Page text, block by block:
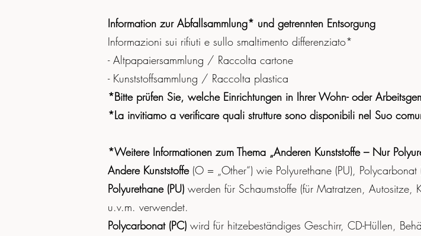
Information zur Abfallsammlung* und getrennten Entsorgung
Informazioni sui rifiuti e sullo smaltimento differenziato*
- Altpapaiersammlung / Raccolta cartone
- Kunststoffsammlung / Raccolta plastica
*Bitte prüfen Sie, welche Einrichtungen in Ihrer Wohn- oder
*La invitiamo a verificare quali strutture sono disponibili nel Suo
*Weitere Informationen zum Thema „Anderen Kunststoffe – Nur
Andere Kunststoffe(O = „Other“) wie Polyurethane (PU), Polycarbonat
Polyurethane (PU) werden für Schaumstoffe (für Matratzen, Autositze,
u.v.m. verwendet.
Polycarbonat (PC) wird für hitzebeständiges Geschirr, CD-Hüllen,